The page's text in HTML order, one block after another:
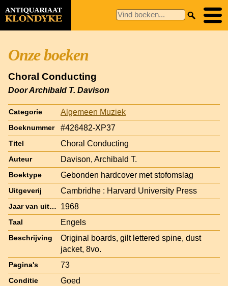
Onze boeken
Choral Conducting
Door Archibald T. Davison
Categorie Algemeen Muziek
Boeknummer #426482-XP37
Titel Choral Conducting
Auteur Davison, Archibald T.
Boektype Gebonden hardcover met stofomslag
Uitgeverij Cambridhe : Harvard University Press
Jaar van uitgave 1968
Taal Engels
Beschrijving
Original boards, gilt lettered spine, dust
jacket, 8vo.
Pagina's 73
Conditie Goed